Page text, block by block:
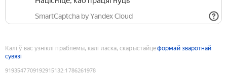
SmartCaptcha by Yandex Cloud
Калі ў вас узніклі праблемы, калі ласка, скарыстайцеформай зваротнай
сувязі
9193547709192915132:1786261978